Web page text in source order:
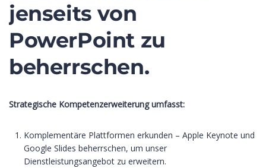
jenseits von
PowerPoint zu
beherrschen.
Strategische Kompetenzerweiterung umfasst:
Komplementäre Plattformen erkunden – Apple Keynote und
Google Slides beherrschen, um unser
Dienstleistungsangebot zu erweitern.